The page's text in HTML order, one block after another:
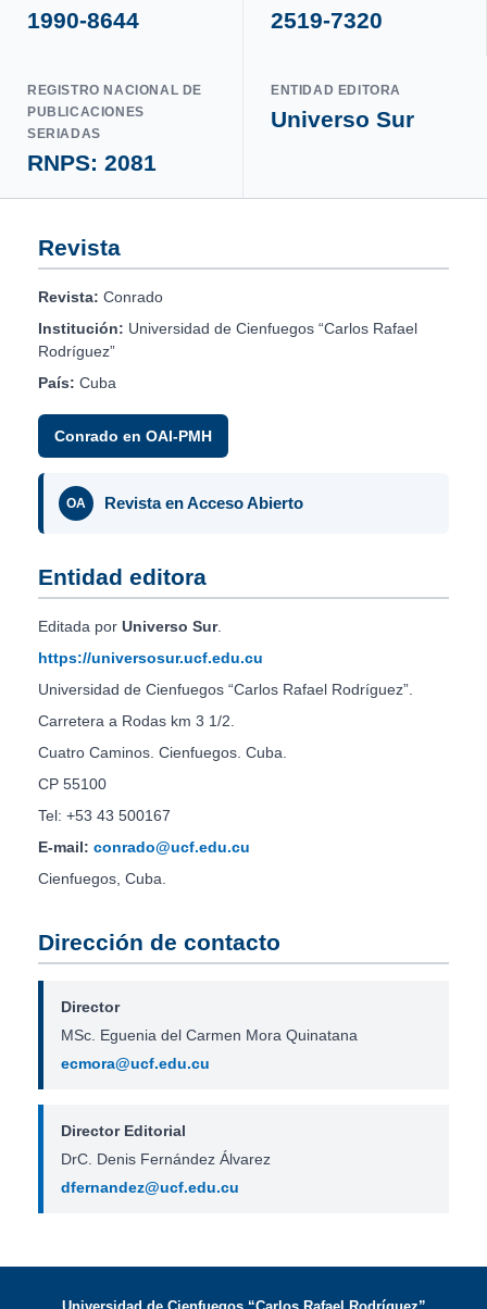
1990-8644 2519-7320
REGISTRO NACIONAL DE
PUBLICACIONES
SERIADAS
RNPS: 2081
ENTIDAD EDITORA
Universo Sur
Revista
Revista: Conrado
Institución: Universidad de Cienfuegos “Carlos Rafael
Rodríguez”
País: Cuba
Conrado en OAI-PMH
OA Revista en Acceso Abierto
Entidad editora
Editada por Universo Sur.
https://universosur.ucf.edu.cu
Universidad de Cienfuegos “Carlos Rafael Rodríguez”.
Carretera a Rodas km 3 1/2.
Cuatro Caminos. Cienfuegos. Cuba.
CP 55100
Tel: +53 43 500167
E-mail: conrado@ucf.edu.cu
Cienfuegos, Cuba.
Dirección de contacto
Director
MSc. Eguenia del Carmen Mora Quinatana
ecmora@ucf.edu.cu
Director Editorial
DrC. Denis Fernández Álvarez
dfernandez@ucf.edu.cu